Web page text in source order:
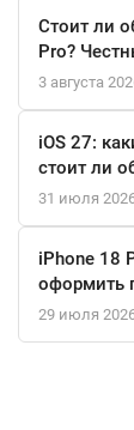
Стоит ли
Pro?
3 августа
iOS 27:
стоит ли
31 июля
iPhone 18
оформить
29 июля